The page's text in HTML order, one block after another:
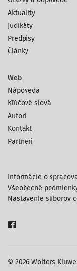
Aktuality
Judikáty
Predpisy
Články
Web
Nápoveda
Kľúčové slová
Autori
Kontakt
Partneri
© 2026 Wolters
Informácie o
Všeobecné
Nastavenie súborov